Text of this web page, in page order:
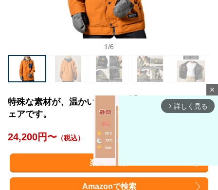
1/6
特殊な素材が、温かい空気を蓄えて湿気を逃がすウ
ェアです。
24,200円〜 （税込）
楽天で検索
Amazonで検索
close
arrow_forward_ios 詳しく見る